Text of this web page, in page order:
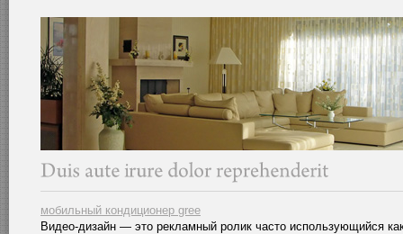
мобильный кондиционер gree
Видео-дизайн — это рекламный ролик часто использующийся